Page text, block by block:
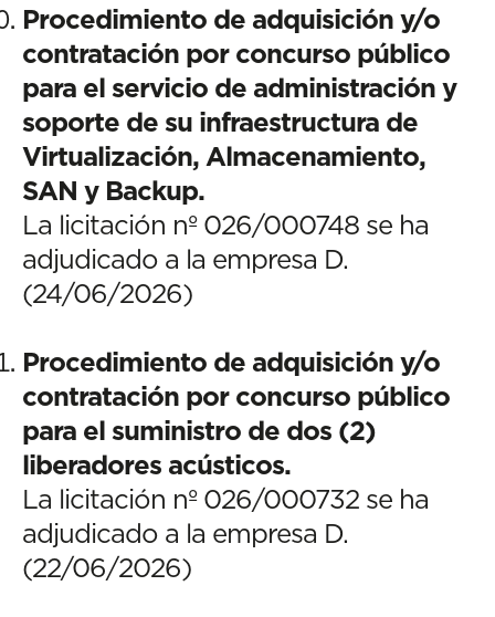
Procedimiento de adquisición y/o
contratación por concurso público
para el servicio de administración y
soporte de su infraestructura de
Virtualización, Almacenamiento,
SAN y Backup.
La licitación nº 026/000748 se ha
adjudicado a la empresa D.
(24/06/2026)
Procedimiento de adquisición y/o
contratación por concurso público
para el suministro de dos (2)
liberadores acústicos.
La licitación nº 026/000732 se ha
adjudicado a la empresa D.
(22/06/2026)